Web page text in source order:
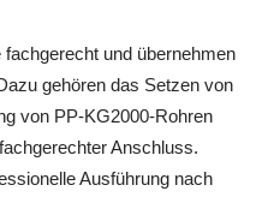
und übernehmen
gehören das Setzen von
von PP-KG2000-Rohren
Anschluss.
Ausführung nach